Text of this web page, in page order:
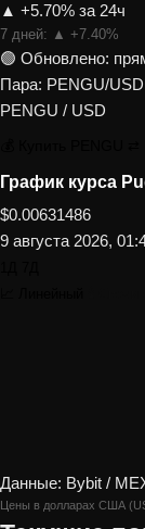
▲ +5.70% за 24ч
7 дней: ▲ +7.40%
🟢 Обновлено:
Пара: PENGU/USD
PENGU / USD
График курса
$0.00631486
9 августа 2026,
Данные: Bybit /
Цены в долларах США